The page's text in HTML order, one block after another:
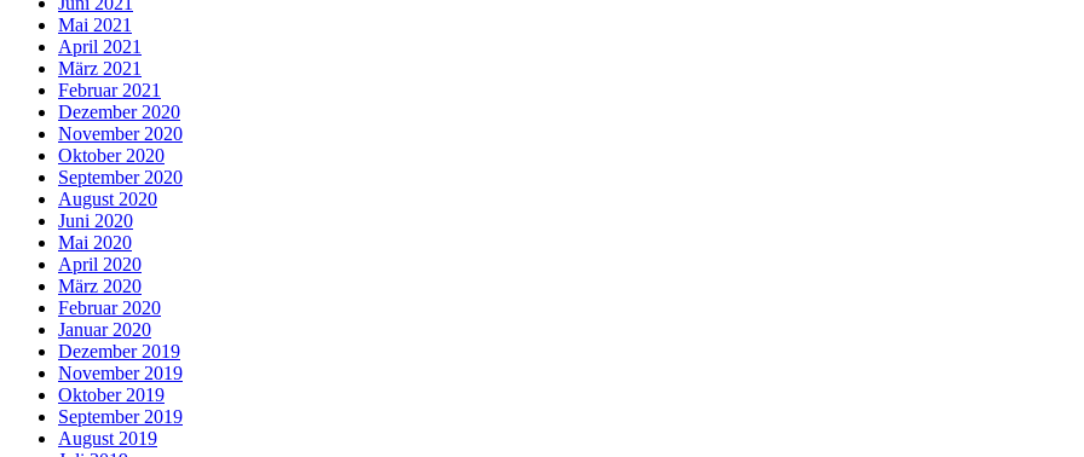
Mai 2021
April 2021
März 2021
Februar 2021
Dezember 2020
November 2020
Oktober 2020
September 2020
August 2020
Juni 2020
Mai 2020
April 2020
März 2020
Februar 2020
Januar 2020
Dezember 2019
November 2019
Oktober 2019
September 2019
August 2019